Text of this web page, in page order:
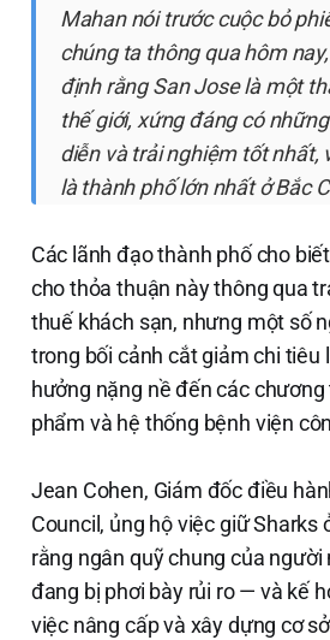
Mahan nói trước cuộc bỏ
chúng ta thông qua hôm
định rằng San Jose là một
thế giới, xứng đáng có
diễn và trải nghiệm tốt nhất,
là thành phố lớn nhất ở Bắc
Các lãnh đạo thành phố cho
cho thỏa thuận này thông qua
thuế khách sạn, nhưng một số
trong bối cảnh cắt giảm chi tiêu
hưởng nặng nề đến các
phẩm và hệ thống bệnh viện
Jean Cohen, Giám đốc điều
Council, ủng hộ việc giữ Sharks
rằng ngân quỹ chung của người
đang bị phơi bày rủi ro — và kế
việc nâng cấp và xây dựng cơ